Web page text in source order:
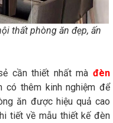
thất phòng ăn đẹp, ấn
cần thiết nhất mà đèn
có thêm kinh nghiệm để
ăn được hiệu quả cao
tiết về mẫu thiết kế đèn